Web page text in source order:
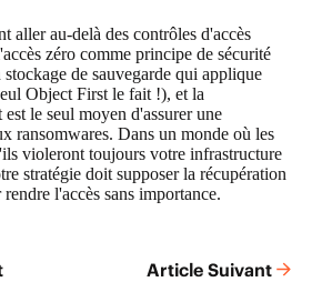
aller au-delà des contrôles d'accès
zéro comme principe de sécurité
de sauvegarde qui applique
Object First le fait !), et la
le seul moyen d'assurer une
ransomwares. Dans un monde où les
violeront toujours votre infrastructure
stratégie doit supposer la récupération
l'accès sans importance.
Article Suivant